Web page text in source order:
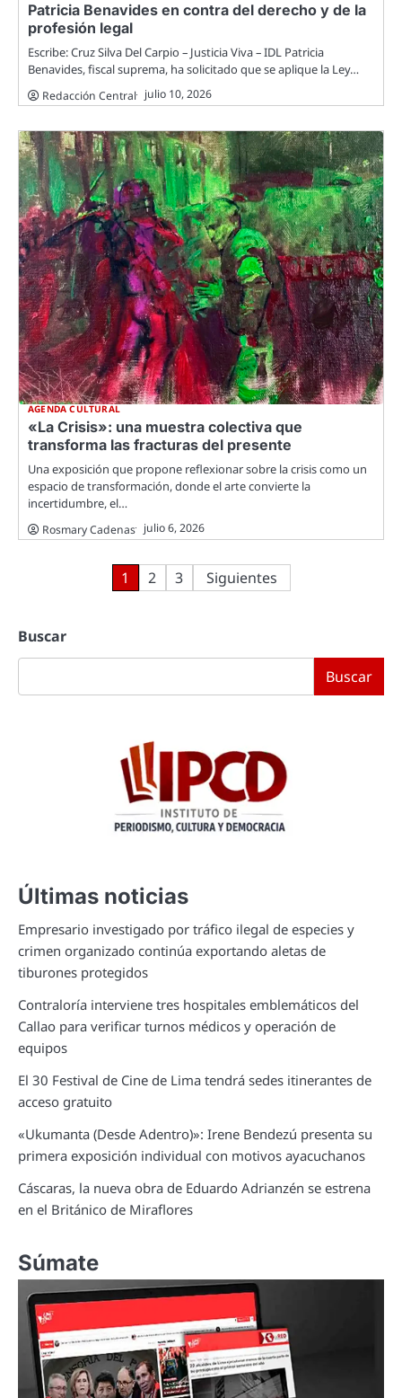
Patricia Benavides en contra del derecho y de la
profesión legal
Escribe: Cruz Silva Del Carpio – Justicia Viva – IDL Patricia
Benavides, fiscal suprema, ha solicitado que se aplique la Ley…
Redacción Central julio 10, 2026
AGENDA CULTURAL
«La Crisis»: una muestra colectiva que
transforma las fracturas del presente
Una exposición que propone reflexionar sobre la crisis como un
espacio de transformación, donde el arte convierte la
incertidumbre, el…
Rosmary Cadenas julio 6, 2026
Paginación
entradas
1 2 3 Siguientes
Buscar
Buscar
Últimas noticias
Empresario investigado por tráfico ilegal de especies y
crimen organizado continúa exportando aletas de
tiburones protegidos
Contraloría interviene tres hospitales emblemáticos del
Callao para verificar turnos médicos y operación de
equipos
El 30 Festival de Cine de Lima tendrá sedes itinerantes de
acceso gratuito
«Ukumanta (Desde Adentro)»: Irene Bendezú presenta su
primera exposición individual con motivos ayacuchanos
Cáscaras, la nueva obra de Eduardo Adrianzén se estrena
en el Británico de Miraflores
Súmate